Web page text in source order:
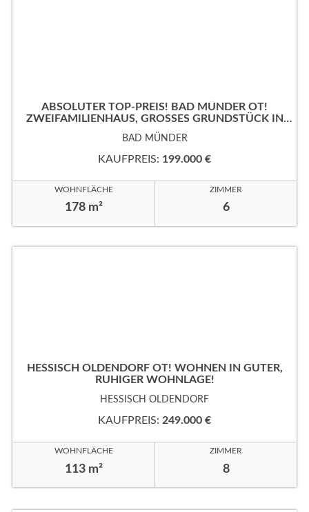
ABSOLUTER TOP-PREIS! BAD MÜNDER OT!
ZWEIFAMILIENHAUS, GROSSES GRUNDSTÜCK IN B
EVORZUGTER WOHNLAGE!
BAD MÜNDER
KAUFPREIS: 199.000 €
WOHNFLÄCHE
178 m²
ZIMMER
6
HESSISCH OLDENDORF OT! WOHNEN IN GUTER,
RUHIGER WOHNLAGE!
HESSISCH OLDENDORF
KAUFPREIS: 249.000 €
WOHNFLÄCHE
113 m²
ZIMMER
8